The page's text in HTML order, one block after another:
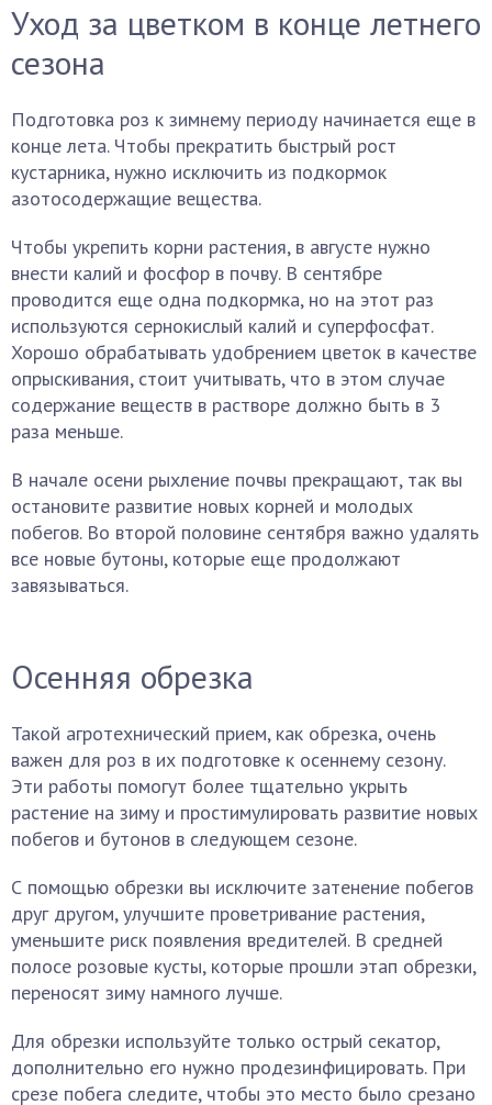
Уход за цветком в конце летнего
сезона
Подготовка роз к зимнему периоду начинается еще в
конце лета. Чтобы прекратить быстрый рост
кустарника, нужно исключить из подкормок
азотосодержащие вещества.
Чтобы укрепить корни растения, в августе нужно
внести калий и фосфор в почву. В сентябре
проводится еще одна подкормка, но на этот раз
используются сернокислый калий и суперфосфат.
Хорошо обрабатывать удобрением цветок в качестве
опрыскивания, стоит учитывать, что в этом случае
содержание веществ в растворе должно быть в 3
раза меньше.
В начале осени рыхление почвы прекращают, так вы
остановите развитие новых корней и молодых
побегов. Во второй половине сентября важно удалять
все новые бутоны, которые еще продолжают
завязываться.
Осенняя обрезка
Такой агротехнический прием, как обрезка, очень
важен для роз в их подготовке к осеннему сезону.
Эти работы помогут более тщательно укрыть
растение на зиму и простимулировать развитие новых
побегов и бутонов в следующем сезоне.
С помощью обрезки вы исключите затенение побегов
друг другом, улучшите проветривание растения,
уменьшите риск появления вредителей. В средней
полосе розовые кусты, которые прошли этап обрезки,
переносят зиму намного лучше.
Для обрезки используйте только острый секатор,
дополнительно его нужно продезинфицировать. При
срезе побега следите, чтобы это место было срезано